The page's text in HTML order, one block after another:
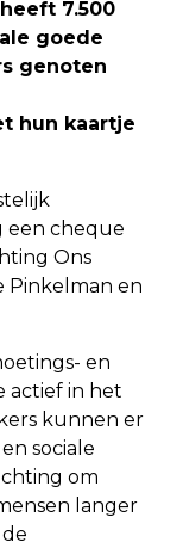
7.500
goede
genoten
hun kaartje
een cheque
Ons
Pinkelman en
en
actief in het
kunnen er
sociale
om
langer